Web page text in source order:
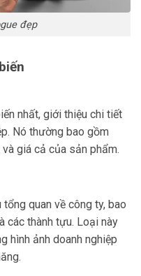
đẹp
nhất, giới thiệu chi tiết
Nó thường bao gồm
giá cả của sản phẩm.
quan về công ty, bao
các thành tựu. Loại này
hình ảnh doanh nghiệp